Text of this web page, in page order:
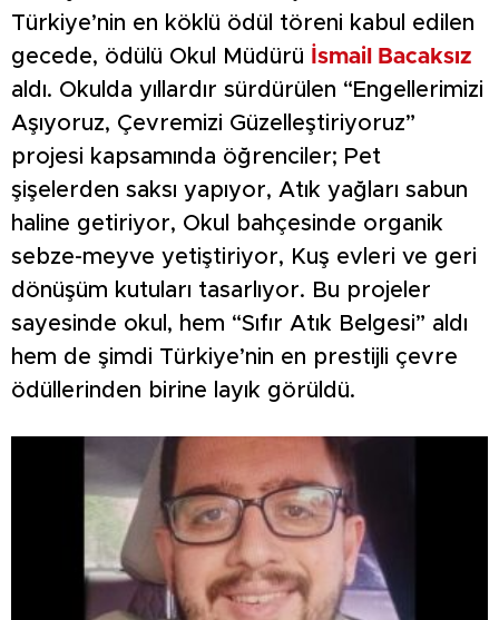
Türkiye’nin en köklü ödül töreni kabul edilen
gecede, ödülü Okul Müdürü
İsmail Bacaksız
aldı. Okulda yıllardır sürdürülen “Engellerimizi
Aşıyoruz, Çevremizi Güzelleştiriyoruz”
projesi kapsamında öğrenciler; Pet
şişelerden saksı yapıyor, Atık yağları sabun
haline getiriyor, Okul bahçesinde organik
sebze-meyve yetiştiriyor, Kuş evleri ve geri
dönüşüm kutuları tasarlıyor. Bu projeler
sayesinde okul, hem “Sıfır Atık Belgesi” aldı
hem de şimdi Türkiye’nin en prestijli çevre
ödüllerinden birine layık görüldü.